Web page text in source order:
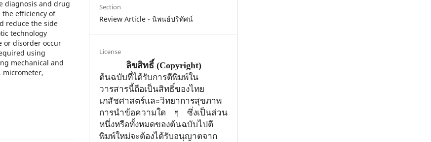
diagnosis and drug
the efficiency of
reduce the side
technology
or disorder occur
using
mechanical and
micrometer,
Section
Review Article - นิพนธ์ปริทัศน์
License
ลิขสิทธิ์(Copyright)
ต้นฉบับที่ได้รับการตีพิมพ์ใน
วารสารนี้ถือเป็นสิทธิ์ของไทย
เภสัชศาสตร์และวิทยาการสุขภาพ
การนำข้อความใด ๆ ซึ่งเป็นส่วน
หนึ่งหรือทั้งหมดของต้นฉบับไปตี
พิมพ์ใหม่จะต้องได้รับอนุญาตจาก